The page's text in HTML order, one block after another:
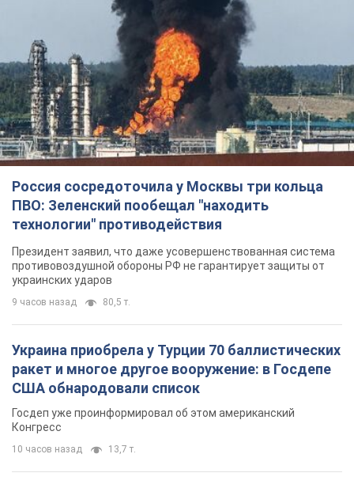
Россия сосредоточила у Москвы три кольца
ПВО: Зеленский пообещал "находить
технологии" противодействия
Президент заявил, что даже усовершенствованная система
противовоздушной обороны РФ не гарантирует защиты от
украинских ударов
9 часов назад 80,5 т.
Украина приобрела у Турции 70 баллистических
ракет и многое другое вооружение: в Госдепе
США обнародовали список
Госдеп уже проинформировал об этом американский
Конгресс
10 часов назад 13,7 т.